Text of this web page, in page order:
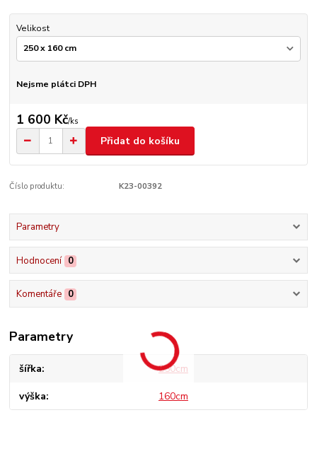
Velikost
Nejsme plátci DPH
1 600 Kč/ks
Přidat do košíku
Číslo produktu: K23-00392
Parametry
Hodnocení 0
Komentáře 0
Parametry
šířka 250cm
výška 160cm